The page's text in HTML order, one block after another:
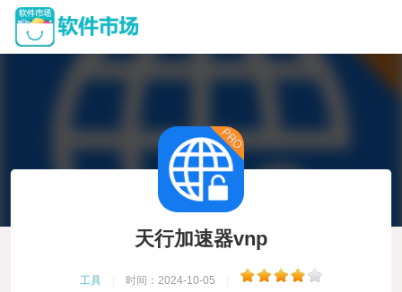
天行加速器vnp
工具 时间：2024-10-05